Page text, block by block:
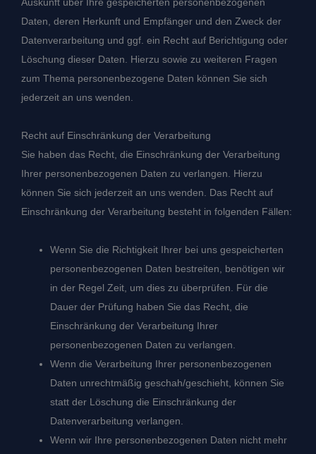
Auskunft über Ihre gespeicherten personenbezogenen
Daten, deren Herkunft und Empfänger und den Zweck der
Datenverarbeitung und ggf. ein Recht auf Berichtigung oder
Löschung dieser Daten. Hierzu sowie zu weiteren Fragen
zum Thema personenbezogene Daten können Sie sich
jederzeit an uns wenden.
Recht auf Einschränkung der Verarbeitung
Sie haben das Recht, die Einschränkung der Verarbeitung
Ihrer personenbezogenen Daten zu verlangen. Hierzu
können Sie sich jederzeit an uns wenden. Das Recht auf
Einschränkung der Verarbeitung besteht in folgenden Fällen:
Wenn Sie die Richtigkeit Ihrer bei uns gespeicherten
personenbezogenen Daten bestreiten, benötigen wir
in der Regel Zeit, um dies zu überprüfen. Für die
Dauer der Prüfung haben Sie das Recht, die
Einschränkung der Verarbeitung Ihrer
personenbezogenen Daten zu verlangen.
Wenn die Verarbeitung Ihrer personenbezogenen
Daten unrechtmäßig geschah/geschieht, können Sie
statt der Löschung die Einschränkung der
Datenverarbeitung verlangen.
Wenn wir Ihre personenbezogenen Daten nicht mehr